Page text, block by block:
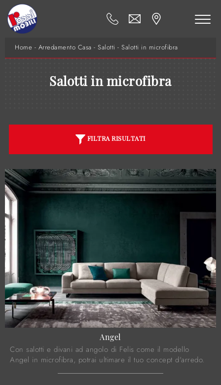
Home - Arredamento Casa - Salotti - Salotti in microfibra
Salotti in microfibra
FILTRA RISULTATI
Angel
Con salotti e divani ad angolo di Felis come il modello
Angel in microfibra, potrai ultimare il tuo concept d'arredo.